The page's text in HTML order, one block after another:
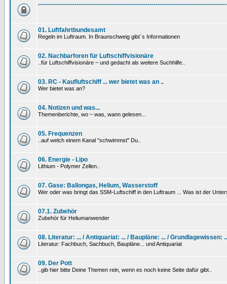
01. Luftfahrtbundesamt
Regeln im Luftraum. In Braunschweig gibt´s Informationen
02. Nachbarforen für Luftschiffvisionäre
..für Luftschiffvisionäre ~ und gedacht als weitere Suchhilfe..
03. RC - Kaufluftschiff ... wer bietet was an ..
Wer bietet was an?
04. Notizen und was...
Themenberichte, wo ~ was, wann gelesen...
05. Frequenzen
..auf welch einem Kanal "schwimmst" Du..
06. Energie - Lipo
Lithium - Polymer Zellen..
07. Gase: Ballongas, Helium, Wasserstoff
Wer oder was bringt das SSM-Luftschiff in den Luftraum ... Was ist der
07.1. Zubehör
Zubehör für Heliumanwender
08. Literatur: ... / Antiquariat: ... / Baupläne: ... / Grundlagewissen:
Literatur: Fachbuch, Sachbuch, Baupläne... und Antiquariat
09. Der Pott
..gib hier bitte Deine Themen rein, wenn es noch keine Seite dafür gibt..